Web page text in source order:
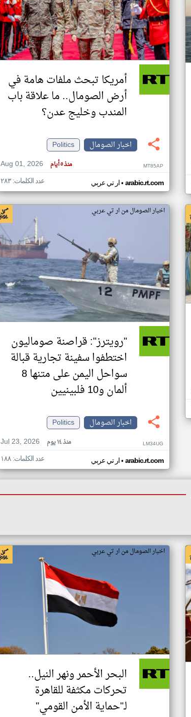
أمريكا تبحث ملفات هامة في
أرض الصومال.. ما علاقة باب
المندب وخليج عدن؟
اخبار الصومال
Politics
Aug 01, 2026
منذ ٥ أيام MT85AP
ار تي عربي• arabic.rt.com عدد الكلمات: ٢٨٣
اخبار الصومال من ار تي عربي
"رويترز": قراصنة صوماليون
اختطفوا سفينة تجارية قبالة
سواحل اليمن على متنها 8
ألمان و10 فلبينيين
اخبار الصومال
Politics
Jul 23, 2026
منذ ١٤ يوم LM34UG
ار تي عربي• arabic.rt.com عدد الكلمات: ١٨٨
اخبار الصومال من ار تي عربي
البحر الأحمر ونهر النيل..
تحركات مكثفة للقاهرة
لـ"حماية الأمن القومي"